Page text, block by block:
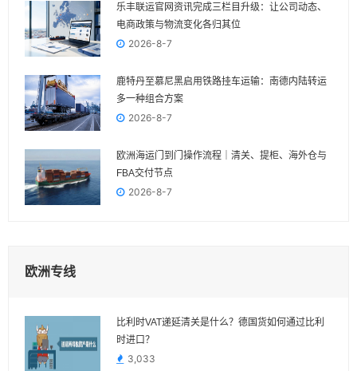
乐丰联运官网资讯完成三栏目升级：让公司动态、
电商政策与物流变化各归其位
2026-8-7
鹿特丹至慕尼黑启用铁路挂车运输：南德内陆转运
多一种组合方案
2026-8-7
欧洲海运门到门操作流程｜清关、提柜、海外仓与
FBA交付节点
2026-8-7
欧洲专线
比利时VAT递延清关是什么？德国货如何通过比利
时进口？
3,033